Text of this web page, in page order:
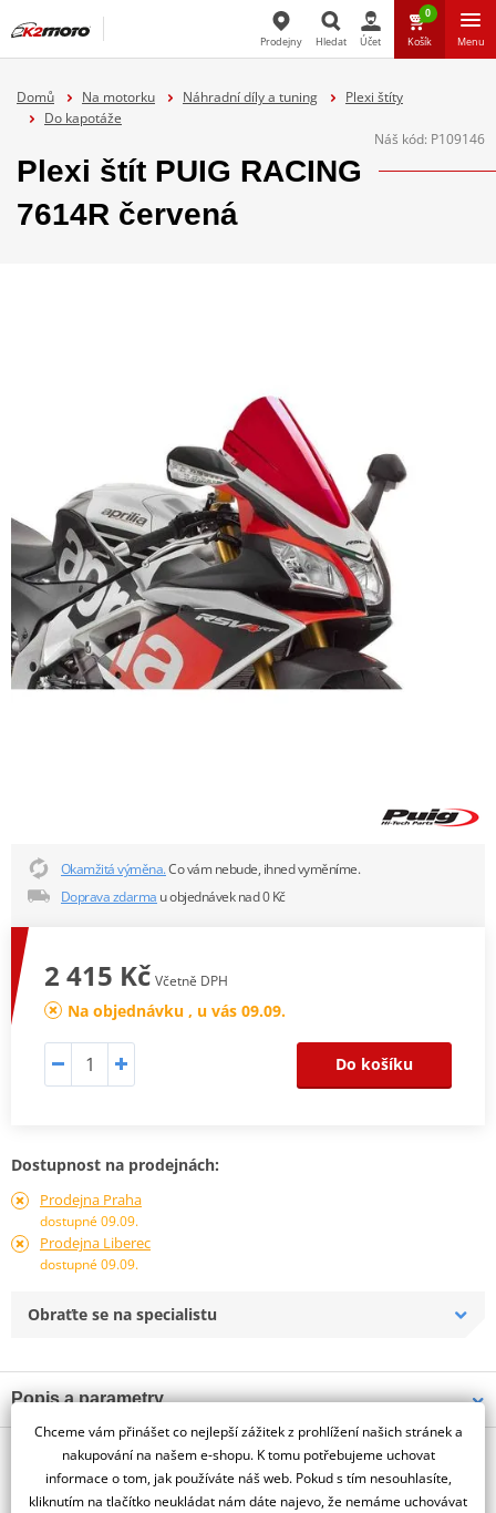
Prodejny Hledat Účet
0
Košík Menu
Domů Na motorku Náhradní díly a tuning
Plexi štíty
Do kapotáže
Náš kód: P109146
Plexi štít PUIG RACING
7614R červená
Okamžitá výměna.Co vám nebude, ihned vyměníme.
Doprava zdarma u objednávek nad 0 Kč
2 415 Kč Včetně DPH
Na objednávku , u vás 09.09.
Do košíku
Dostupnost na prodejnách:
Prodejna Praha
dostupné 09.09.
Prodejna Liberec
dostupné 09.09.
Obraťte se na specialistu
Popis a parametry
Jsme autorizovaný
dealer značky PUIG
RACING SCREEN APRILIA RSV4 RF1000/RR1000 C/RED
O výrobci
Chceme vám přinášet co nejlepší zážitek z prohlížení našich stránek a
nakupování na našem e-shopu. K tomu potřebujeme uchovat
informace o tom, jak používáte náš web. Pokud s tím nesouhlasíte,
kliknutím na tlačítko neukládat nám dáte najevo, že nemáme uchovávat